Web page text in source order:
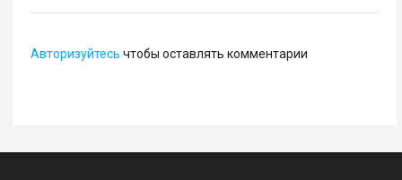
Авторизуйтесь чтобы оставлять комментарии